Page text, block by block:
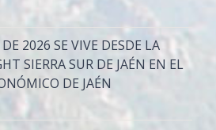
2026 SE VIVE DESDE LA
SIERRA SUR DE JAÉN EN EL
DE JAÉN